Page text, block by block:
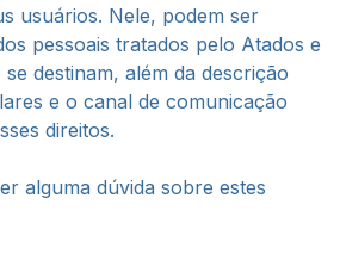
usuários. Nele, podem ser
pessoais tratados pelo Atados e
destinam, além da descrição
e o canal de comunicação
direitos.
alguma dúvida sobre estes